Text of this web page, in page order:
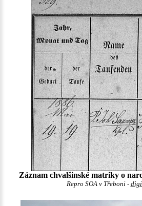
Záznam chvalšinské matriky o
Repro SOA v Třeboni -